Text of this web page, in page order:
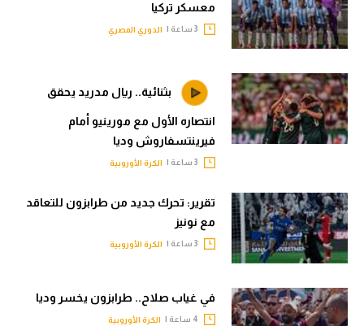
معسكر تركيا
الدوري المصري
بثنائية.. ريال مدريد يحقق
انتصاره الأول مع مورينيو أمام
فيرينتسفاروش وديا
الكرة الأوروبية
تقرير: تحرك جديد من طرابزون للتعاقد
مع نونيز
الكرة الأوروبية
في غياب صلاح.. طرابزون يخسر وديا
الكرة الأوروبية